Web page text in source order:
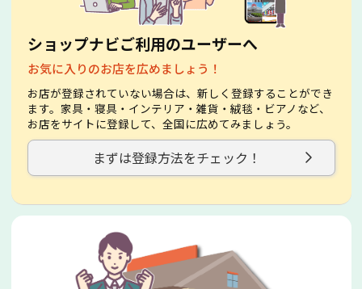
ショップナビご利用のユーザーへ
お気に入りのお店を広めましょう！
お店が登録されていない場合は、新しく登録することができ
ます。家具・寝具・インテリア・雑貨・絨毯・ビアノなど、
お店をサイトに登録して、全国に広めてみましょう。
まずは登録方法をチェック！